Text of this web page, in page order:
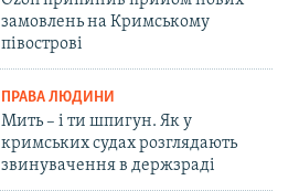
замовлень на Кримському
півострові
ПРАВА ЛЮДИНИ
Мить – і ти шпигун. Як у
кримських судах розглядають
звинувачення в держзраді